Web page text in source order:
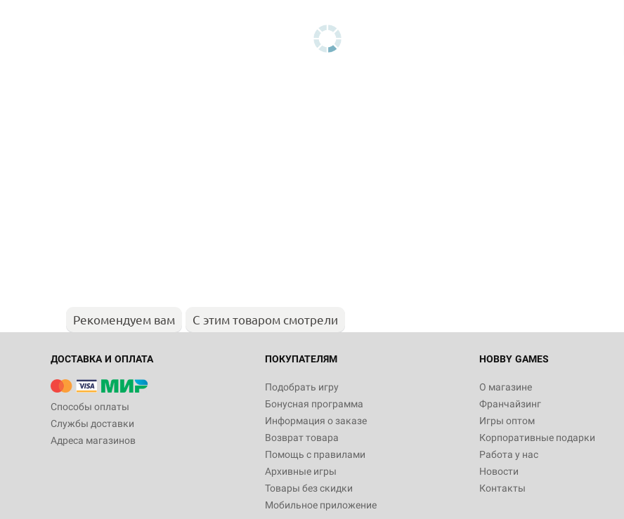
Рекомендуем вам С этим товаром смотрели
ДОСТАВКА И ОПЛАТА
Способы оплаты
Службы доставки
Адреса магазинов
ПОКУПАТЕЛЯМ
Подобрать игру
Бонусная программа
Информация о заказе
Возврат товара
Помощь с правилами
Архивные игры
Товары без скидки
Мобильное приложение
HOBBY GAMES
О магазине
Франчайзинг
Игры оптом
Корпоративные подарки
Работа у нас
Новости
Контакты